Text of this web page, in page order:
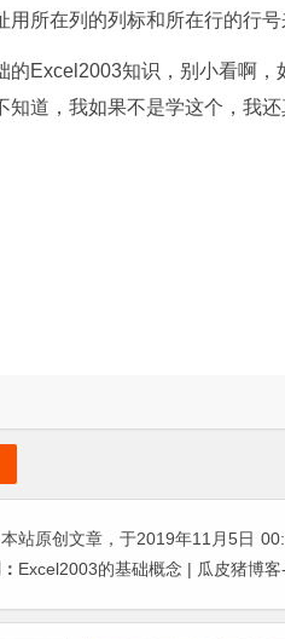
用所在列的列标和所在行的行
知识，别小看啊，
知道，我如果不是学这个，我
本站原创文章，于2019年11月5日
Excel2003的基础概念 | 瓜皮猪博